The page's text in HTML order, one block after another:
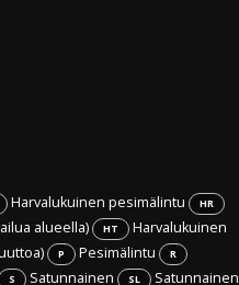
Harvalukuinen pesimälintu HR
alueella) HT
Harvalukuinen
P Pesimälintu R
S Satunnainen SL
Satunnainen